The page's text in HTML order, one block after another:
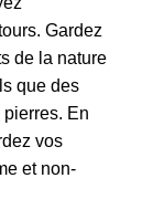
Gardez
de la nature
que des
En
vos
et non-